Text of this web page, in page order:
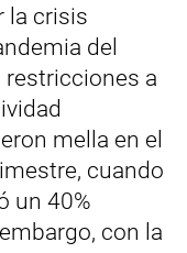
la crisis
del
restricciones a
mella en el
cuando
un 40%
con la